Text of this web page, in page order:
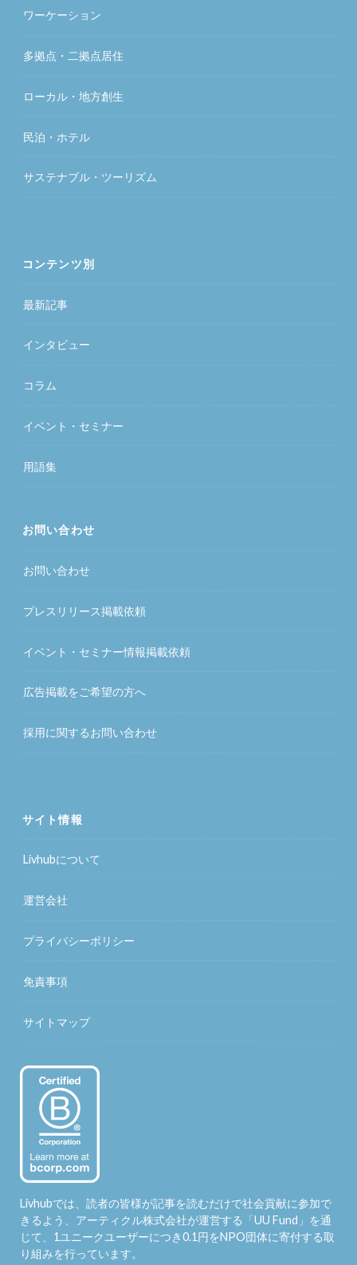
ワーケーション
多拠点・二拠点居住
ローカル・地方創生
民泊・ホテル
サステナブル・ツーリズム
コンテンツ別
最新記事
インタビュー
コラム
イベント・セミナー
用語集
お問い合わせ
お問い合わせ
プレスリリース掲載依頼
イベント・セミナー情報掲載依頼
広告掲載をご希望の方へ
採用に関するお問い合わせ
サイト情報
Livhubについて
運営会社
プライバシーポリシー
免責事項
サイトマップ
Livhubでは、読者の皆様が記事を読むだけで社会貢献に参加で
きるよう、アーティクル株式会社が運営する「UU Fund 」を通
じて、1ユニークユーザーにつき0.1円をNPO団体に寄付する取
り組みを行っています。